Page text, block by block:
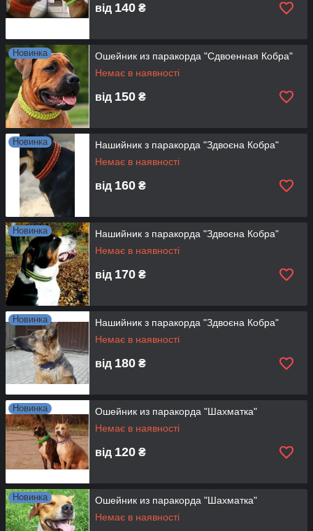
від 140 ₴
Новинка
Ошейник из паракорда "Сдвоенная Кобра"
Немає в наявності
від 150 ₴
Новинка
Нашийник з паракорда "Здвоєна Кобра"
Немає в наявності
від 160 ₴
Новинка
Нашийник з паракорда "Здвоєна Кобра"
Немає в наявності
від 170 ₴
Новинка
Нашийник з паракорда "Здвоєна Кобра"
Немає в наявності
від 180 ₴
Новинка
Ошейник из паракорда "Шахматка"
Немає в наявності
від 120 ₴
Новинка
Ошейник из паракорда "Шахматка"
Немає в наявності